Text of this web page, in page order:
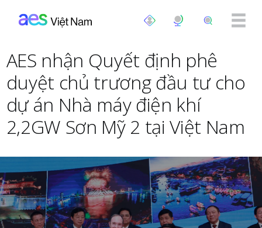
AES nhận Quyết định phê
duyệt chủ trương đầu tư cho
dự án Nhà máy điện khí
2,2GW Sơn Mỹ 2 tại Việt Nam